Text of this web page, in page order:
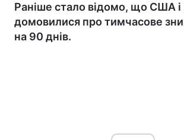
Раніше стало відомо, що США і
домовилися про тимчасове
на 90 днів.